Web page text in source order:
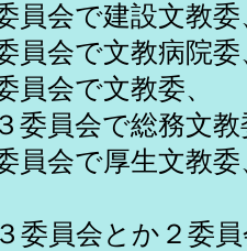
会で建設文教委
会で文教病院委
で文教委、
会で総務文教
で厚生文教委
委員会とか２委